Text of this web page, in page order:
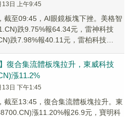
日 上午9:45
截至09:45，AI眼鏡板塊下挫。美格智
跌9.75%報64.34元，雷神科技
跌7.98%報40.11元，雷柏科技
】復合集流體板塊拉升，東威科技
漲11.2%
日 下午1:45
截至13:45，復合集流體板塊拉升。東
漲11.20%報26.9元，寶明科